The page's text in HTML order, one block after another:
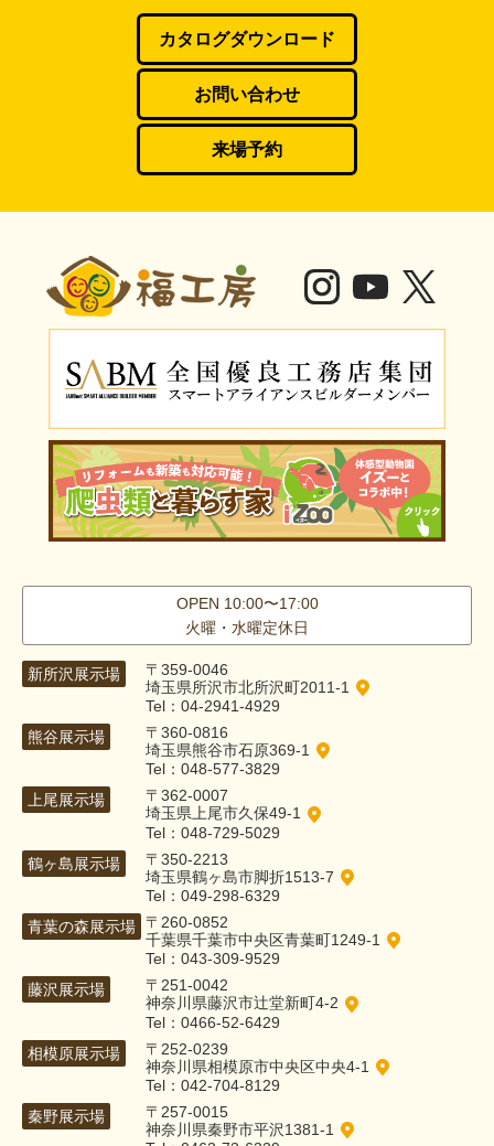
カタログダウンロード
お問い合わせ
来場予約
OPEN 10:00〜17:00
火曜・水曜定休日
新所沢展示場
〒359-0046
埼玉県所沢市北所沢町2011-1
Tel：04-2941-4929
熊谷展示場
〒360-0816
埼玉県熊谷市石原369-1
Tel：048-577-3829
上尾展示場
〒362-0007
埼玉県上尾市久保49-1
Tel：048-729-5029
鶴ヶ島展示場
〒350-2213
埼玉県鶴ヶ島市脚折1513-7
Tel：049-298-6329
青葉の森展示場
〒260-0852
千葉県千葉市中央区青葉町1249-1
Tel：043-309-9529
藤沢展示場
〒251-0042
神奈川県藤沢市辻堂新町4-2
Tel：0466-52-6429
相模原展示場
〒252-0239
神奈川県相模原市中央区中央4-1
Tel：042-704-8129
秦野展示場
〒257-0015
神奈川県秦野市平沢1381-1